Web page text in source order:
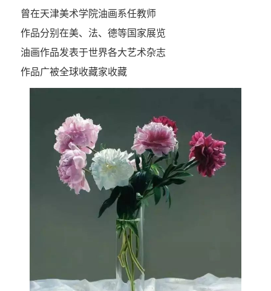
曾在天津美术学院油画系任教师
作品分别在美、法、德等国家展览
油画作品发表于世界各大艺术杂志
作品广被全球收藏家收藏